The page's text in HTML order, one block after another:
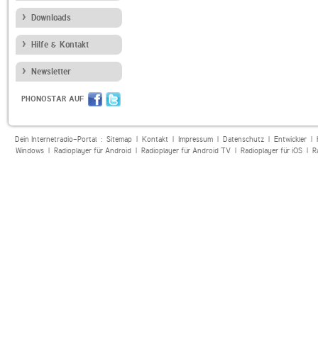
Downloads
Hilfe & Kontakt
Newsletter
PHONOSTAR AUF
Dein Internetradio-Portal : Sitemap| Kontakt| Impressum| Datenschutz| Entwickler|
Windows| Radioplayer für Android| Radioplayer für Android TV| Radioplayer für iOS|